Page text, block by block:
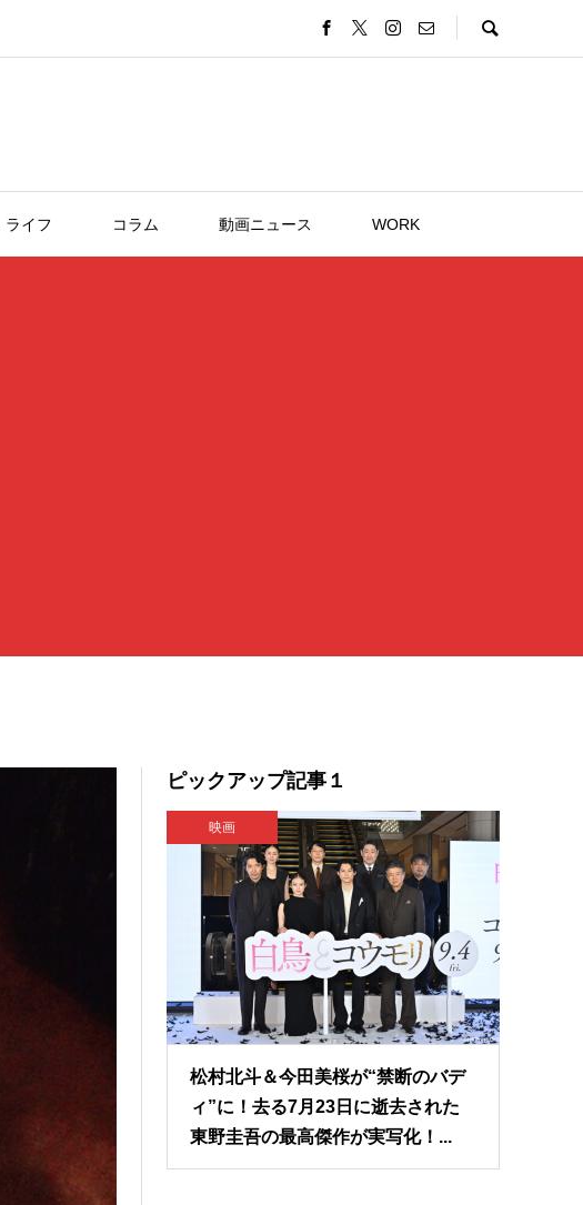
ライフ コラム 動画ニュース WORK
ピックアップ記事１
映画
松村北斗＆今田美桜が“禁断のバデ
ィ”に！去る7月23日に逝去された
東野圭吾の最高傑作が実写化！...